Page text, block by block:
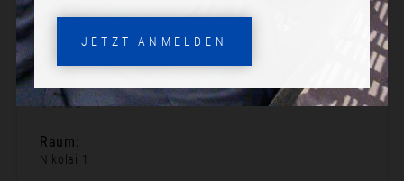
Datum:
Mittwoch, 5. Oktober 2022
11:20
Raum:
Nikolai 1
JETZT ANMELDEN